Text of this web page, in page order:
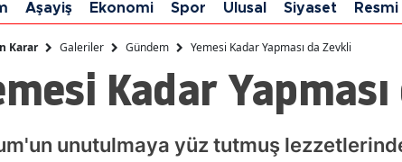
Aşayiş Ekonomi Spor Ulusal Siyaset Resmi
Karar Galeriler Gündem Yemesi Kadar Yapması da Zevkli
Kadar
unutulmaya yüz tutmuş